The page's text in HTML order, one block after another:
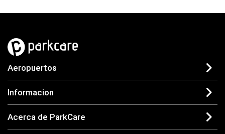
Aeropuertos
Informacion
Acerca de ParkCare